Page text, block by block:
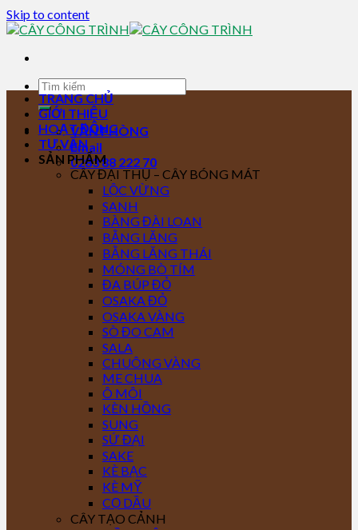
Skip to content
VĂN PHÒNG
Email
0283 88 222 70
TRANG CHỦ
GIỚI THIỆU
HOẠT ĐỘNG
TƯ VẤN
SẢN PHẨM
CÂY ĐẠI THỤ – CÂY BÓNG MÁT
LỘC VỪNG
SANH
BÀNG ĐÀI LOAN
BẰNG LĂNG
BẰNG LĂNG THÁI
MÓNG BÒ TÍM
ĐA BÚP ĐỎ
OSAKA ĐỎ
OSAKA VÀNG
SÒ ĐO CAM
SALA
CHUÔNG VÀNG
ME CHUA
Ô MÔI
KÈN HỒNG
SUNG
SỨ ĐẠI
SAKE
KÈ BẠC
KÈ MỸ
CỌ DẦU
CÂY TẠO CẢNH